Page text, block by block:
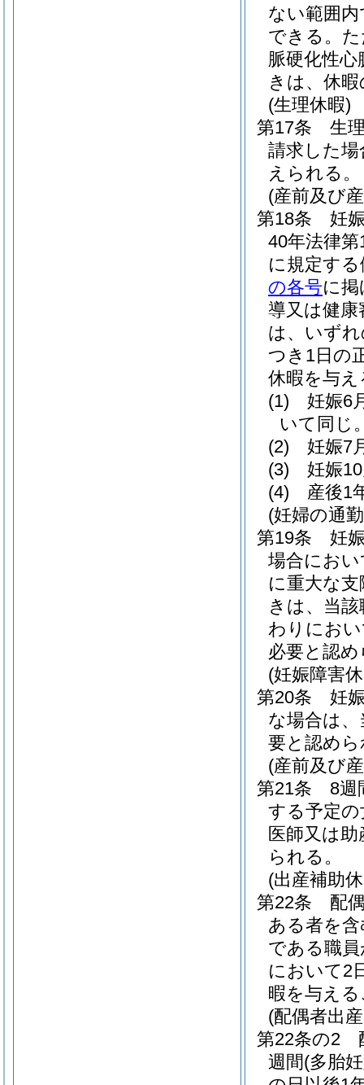
ない範囲
できる。
脈硬化性
きは、休
(生理休暇)
第17条
生
請求した
えられる。
(産前及び
第18条
妊
40年法律第
に規定す
の各号に
導又は健
は、いず
つき1日の
休暇を与
(1)
妊娠6
いて同じ
(2)
妊娠7
(3)
妊娠
(4)
産後1
(妊婦の通
第19条
妊
場合にお
に重大な
きは、当
わりにお
必要と認
(妊娠障害
第20条
妊
な場合は
要と認め
(産前及び
第21条
8週
する予定
医師又は
られる。
(出産補助
第22条
配
ある者を
である職
において2
暇を与え
(配偶者出
第22条の2
週間(多胎